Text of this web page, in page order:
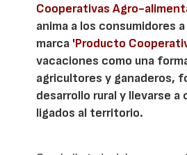
Cooperativas Agro-
anima a los consumidores
marca 'Producto
vacaciones como una
agricultores y ganaderos,
desarrollo rural y llevarse a
ligados al territorio.